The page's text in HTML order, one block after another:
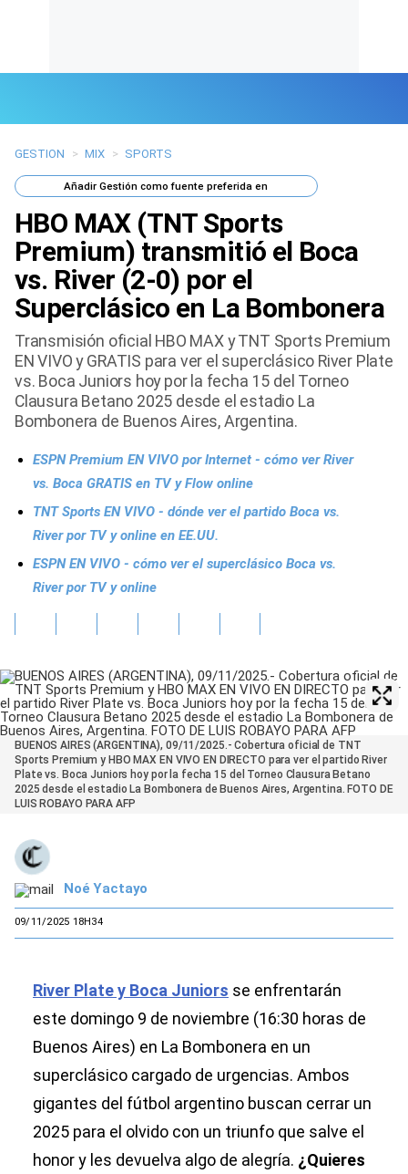
Últimas Noticias
Mi Bolsillo
Respuestas
Gente
Vida Laboral
Tendencias Mix
Sports
GESTION > MIX > SPORTS
AñadirGestión como fuente preferida en
HBO MAX (TNT Sports
Premium) transmitió el Boca
vs. River (2-0) por el
Superclásico en La Bombonera
Transmisión oficial HBO MAX y TNT Sports Premium
EN VIVO y GRATIS para ver el superclásico River Plate
vs. Boca Juniors hoy por la fecha 15 del Torneo
Clausura Betano 2025 desde el estadio La
Bombonera de Buenos Aires, Argentina.
ESPN Premium EN VIVO por Internet - cómo ver River
vs. Boca GRATIS en TV y Flow online
TNT Sports EN VIVO - dónde ver el partido Boca vs.
River por TV y online en EE.UU.
ESPN EN VIVO - cómo ver el superclásico Boca vs.
River por TV y online
BUENOS AIRES (ARGENTINA), 09/11/2025.- Cobertura oficial de TNT
Sports Premium y HBO MAX EN VIVO EN DIRECTO para ver el partido River
Plate vs. Boca Juniors hoy por la fecha 15 del Torneo Clausura Betano
2025 desde el estadio La Bombonera de Buenos Aires, Argentina. FOTO DE
LUIS ROBAYO PARA AFP
Noé Yactayo
09/11/2025 18H34
River Plate y Boca Juniors se enfrentarán
este domingo 9 de noviembre (16:30 horas de
Buenos Aires) en La Bombonera en un
superclásico cargado de urgencias. Ambos
gigantes del fútbol argentino buscan cerrar un
2025 para el olvido con un triunfo que salve el
honor y les devuelva algo de alegría. ¿Quieres